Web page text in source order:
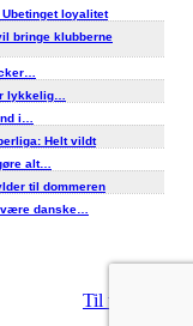
loyalitet
bringe klubberne
lykkelig…
i…
Helt vildt
alt…
til dommeren
danske…
Til top